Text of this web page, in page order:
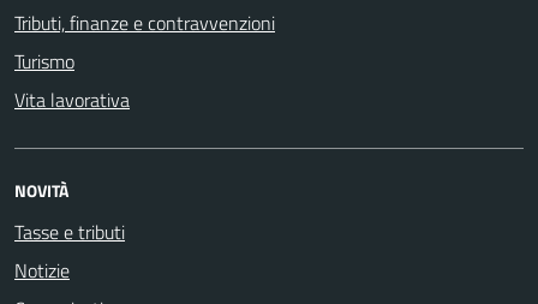
Tributi, finanze e contravvenzioni
Turismo
Vita lavorativa
NOVITÀ
Tasse e tributi
Notizie